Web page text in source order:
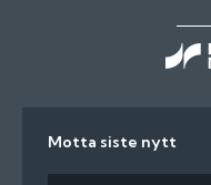
Motta siste nytt